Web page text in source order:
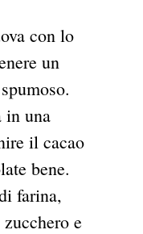
con lo
un
in una
il cacao
bene.
farina,
e